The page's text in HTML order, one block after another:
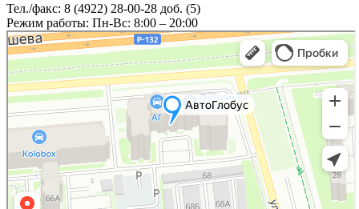
Тел./факс: 8 (4922) 28-00-28 доб. (5)
Режим работы: Пн-Вс: 8:00 – 20:00